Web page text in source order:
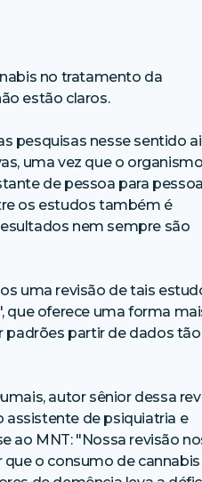
no tratamento da
estão claros.
pesquisas nesse sentido
uma vez que o organismo
de pessoa para
os estudos também é
nem sempre são
uma revisão de tais
que oferece uma forma
padrões partir de dados tão
autor sênior dessa
assistente de psiquiatria e
ao MNT: "Nossa revisão
o consumo de